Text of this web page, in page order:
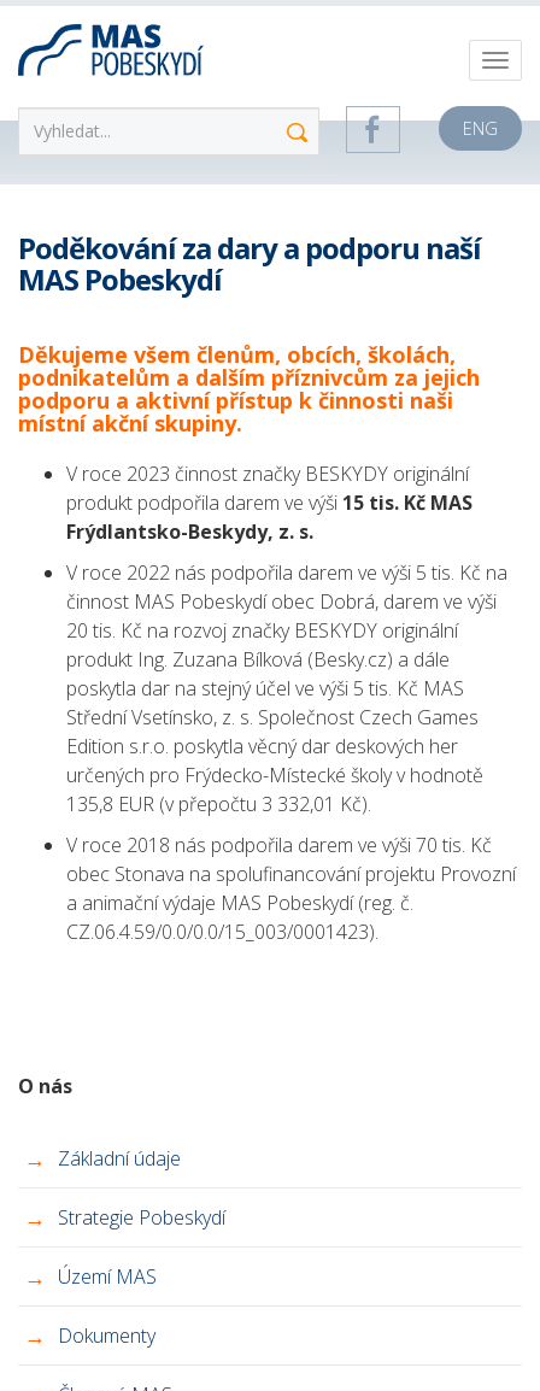
ENG
Poděkování za dary a podporu naší
MAS Pobeskydí
Děkujeme všem členům, obcích, školách,
podnikatelům a dalším příznivcům za jejich
podporu a aktivní přístup k činnosti naši
místní akční skupiny.
V roce 2023 činnost značky BESKYDY originální
produkt podpořila darem ve výši 15 tis. Kč MAS
Frýdlantsko-Beskydy, z. s.
V roce 2022 nás podpořila darem ve výši 5 tis. Kč na
činnost MAS Pobeskydí obec Dobrá, darem ve výši
20 tis. Kč na rozvoj značky BESKYDY originální
produkt Ing. Zuzana Bílková (Besky.cz) a dále
poskytla dar na stejný účel ve výši 5 tis. Kč MAS
Střední Vsetínsko, z. s. Společnost Czech Games
Edition s.r.o. poskytla věcný dar deskových her
určených pro Frýdecko-Místecké školy v hodnotě
135,8 EUR (v přepočtu 3 332,01 Kč).
V roce 2018 nás podpořila darem ve výši 70 tis. Kč
obec Stonava na spolufinancování projektu Provozní
a animační výdaje MAS Pobeskydí (reg. č.
CZ.06.4.59/0.0/0.0/15_003/0001423).
O nás
Základní údaje
Strategie Pobeskydí
Území MAS
Dokumenty